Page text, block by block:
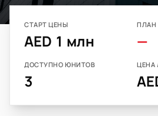
СТАРТ ЦЕНЫ
AED 1 млн
ПЛАН
—
ДОСТУПНО ЮНИТОВ
3
ЦЕНА